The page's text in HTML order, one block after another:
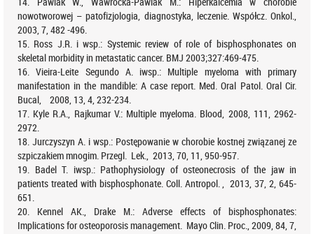
nowotworowej – patofizjologia, diagnostyka, leczenie. Współcz. Onkol.,
2003, 7, 482 -496.
15. Ross J.R. i wsp.: Systemic review of role of bisphosphonates on
skeletal morbidity in metastatic cancer. BMJ 2003;327:469-475.
16. Vieira-Leite Segundo A. iwsp.: Multiple myeloma with primary
manifestation in the mandible: A case report. Med. Oral Patol. Oral Cir.
Bucal, 2008, 13, 4, 232-234.
17. Kyle R.A., Rajkumar V.: Multiple myeloma. Blood, 2008, 111, 2962-
2972.
18. Jurczyszyn A. i wsp.: Postępowanie w chorobie kostnej związanej ze
szpiczakiem mnogim. Przegl. Lek., 2013, 70, 11, 950-957.
19. Badel T. iwsp.: Pathophysiology of osteonecrosis of the jaw in
patients treated with bisphosphonate. Coll. Antropol. , 2013, 37, 2, 645-
651.
20. Kennel AK., Drake M.: Adverse effects of bisphosphonates:
Implications for osteoporosis management. Mayo Clin. Proc., 2009, 84, 7,